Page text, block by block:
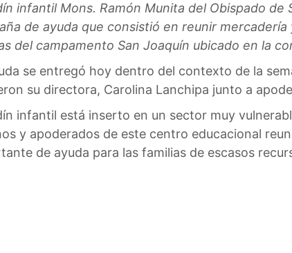
infantil Mons. Ramón Munita del Obispado de
de ayuda que consistió en reunir mercadería
del campamento San Joaquín ubicado en la
se entregó hoy dentro del contexto de la
su directora, Carolina Lanchipa junto a
infantil está inserto en un sector muy
y apoderados de este centro educacional
de ayuda para las familias de escasos